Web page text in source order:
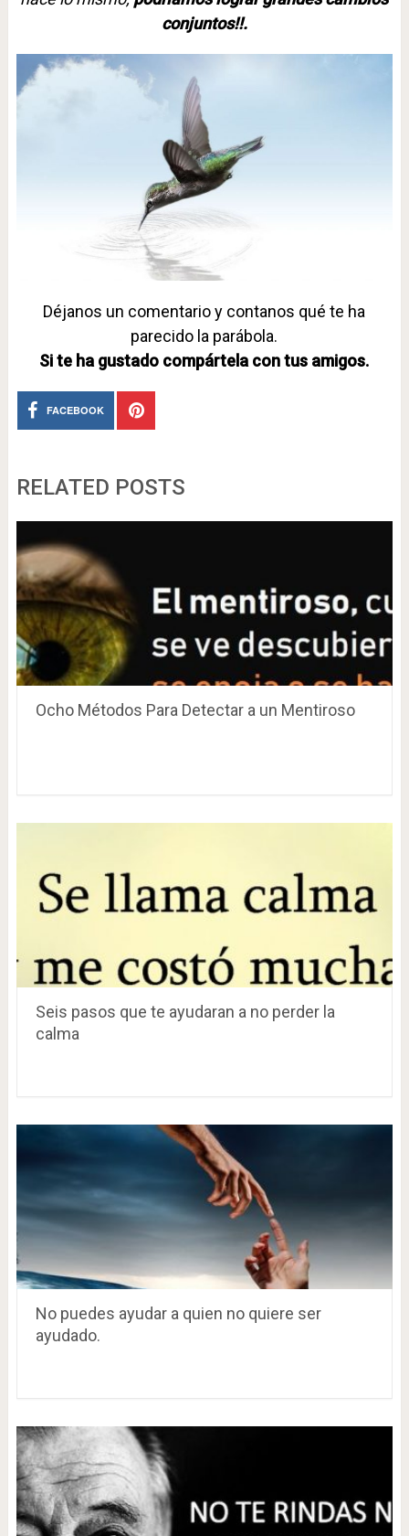
conjuntos!!.
Déjanos un comentario y contanos qué te ha
parecido la parábola.
Si te ha gustado compártela con tus amigos.
FACEBOOK
RELATED POSTS
Ocho Métodos Para Detectar a un Mentiroso
Seis pasos que te ayudaran a no perder la
calma
No puedes ayudar a quien no quiere ser
ayudado.